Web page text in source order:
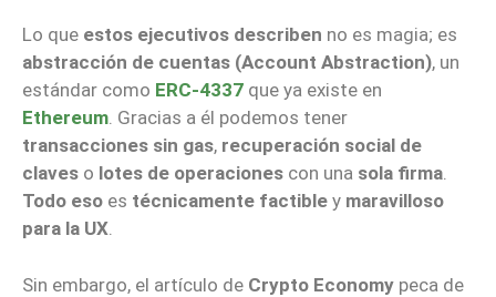
Lo que estos ejecutivos describen no es magia; es
abstracción de cuentas (Account Abstraction), un
estándar como ERC-4337 que ya existe en
Ethereum. Gracias a él podemos tener
transacciones sin gas, recuperación social de
claves o lotes de operaciones con una sola firma.
Todo eso es técnicamente factible y maravilloso
para la UX.
Sin embargo, el artículo de Crypto Economy peca de